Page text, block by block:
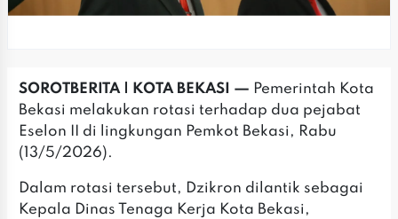
SOROTBERITA | KOTA BEKASI — Pemerintah Kota
Bekasi melakukan rotasi terhadap dua pejabat
Eselon II di lingkungan Pemkot Bekasi, Rabu
(13/5/2026).
‎‎Dalam rotasi tersebut, Dzikron dilantik sebagai
Kepala Dinas Tenaga Kerja Kota Bekasi,